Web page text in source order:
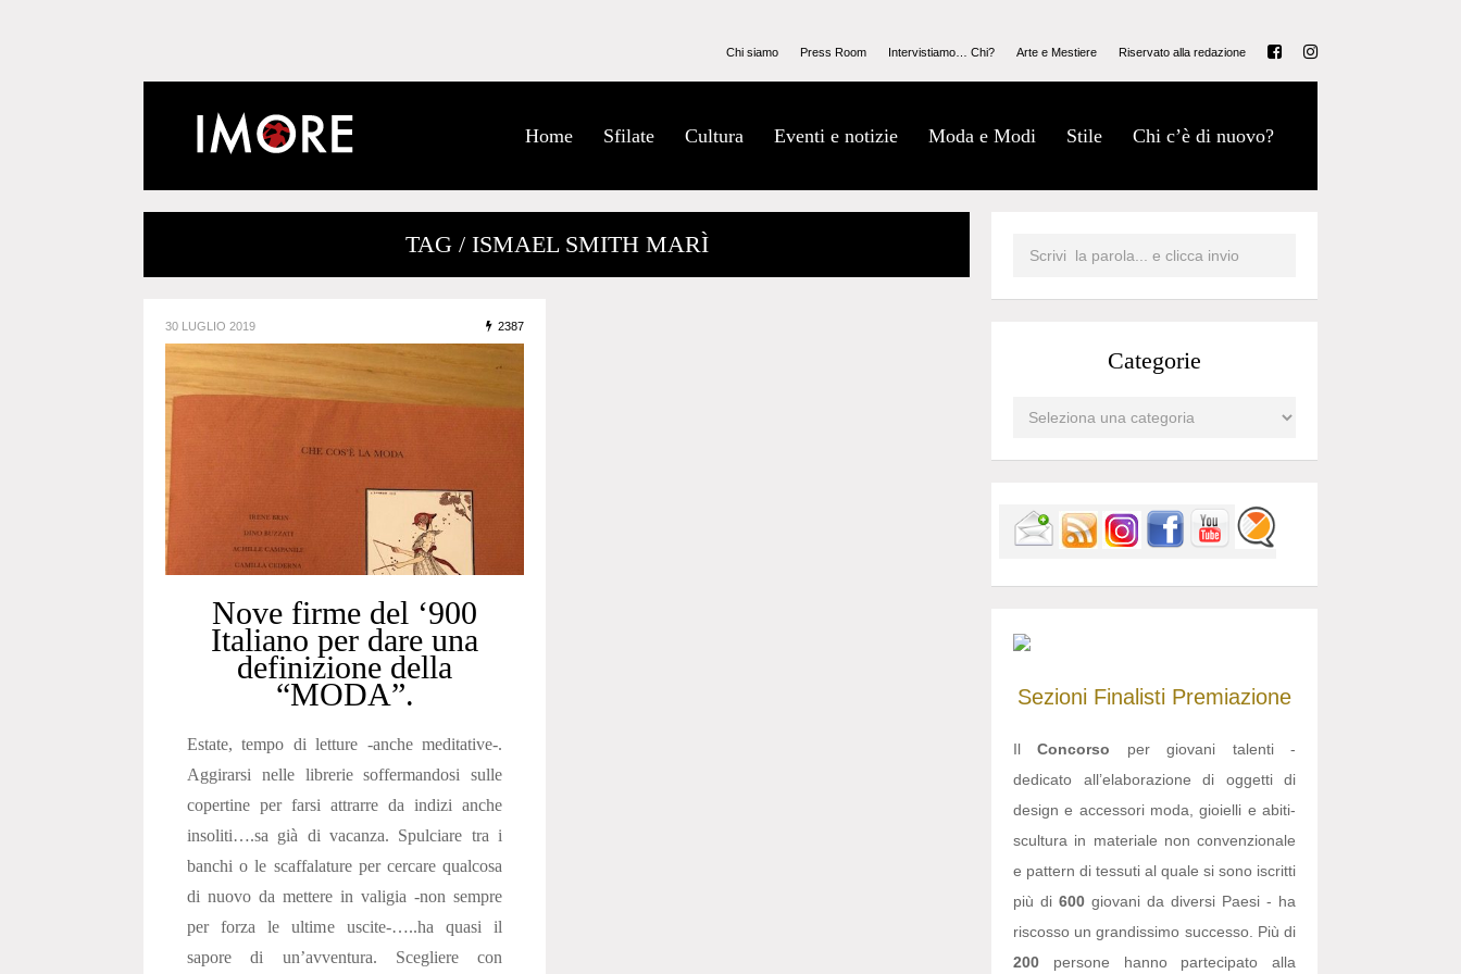
Chi siamo Press Room Intervistiamo… Chi? Arte e Mestiere Riservato alla redazione
Home Sfilate Cultura Eventi e notizie Moda e Modi Stile Chi c’è di nuovo?
TAG / ISMAEL SMITH MARÌ
30 LUGLIO 2019 2387
Nove firme del ‘900
Italiano per dare una
definizione della
“MODA”.
Estate, tempo di letture -anche meditative-.
Aggirarsi nelle librerie soffermandosi sulle
copertine per farsi attrarre da indizi anche
insoliti….sa già di vacanza. Spulciare tra i
banchi o le scaffalature per cercare qualcosa
di nuovo da mettere in valigia -non sempre
per forza le ultime uscite-…..ha quasi il
sapore di un’avventura. Scegliere con
Categorie
Sezioni Finalisti Premiazione
IlConcorso per giovani talenti -
dedicato all’elaborazione di oggetti di
design e accessori moda, gioielli e abiti-
scultura in materiale non convenzionale
e pattern di tessuti al quale si sono iscritti
più di 600 giovani da diversi Paesi - ha
riscosso un grandissimo successo. Più di
200 persone hanno partecipato alla